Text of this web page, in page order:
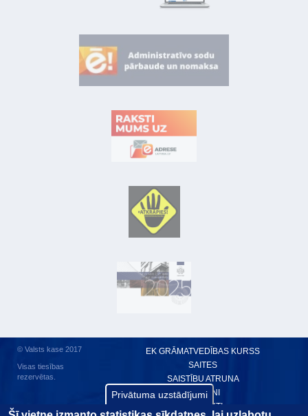
© Valsts kase 2017
Visas tiesības
rezervētas.
EK GRĀMATVEDĪBAS KURSS
SAITES
SAISTĪBU ATRUNA
TERMINI
KONTAKTI
Privātuma uzstādījumi